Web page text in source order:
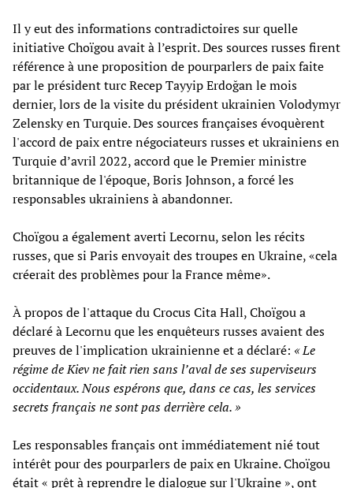
Il y eut des informations contradictoires sur quelle
initiative Choïgou avait à l’esprit. Des sources russes firent
référence à une proposition de pourparlers de paix faite
par le président turc Recep Tayyip Erdoğan le mois
dernier, lors de la visite du président ukrainien Volodymyr
Zelensky en Turquie. Des sources françaises évoquèrent
l'accord de paix entre négociateurs russes et ukrainiens en
Turquie d’avril 2022, accord que le Premier ministre
britannique de l'époque, Boris Johnson, a forcé les
responsables ukrainiens à abandonner.
Choïgou a également averti Lecornu, selon les récits
russes, que si Paris envoyait des troupes en Ukraine, «cela
créerait des problèmes pour la France même».
À propos de l'attaque du Crocus Cita Hall, Choïgou a
déclaré à Lecornu que les enquêteurs russes avaient des
preuves de l'implication ukrainienne et a déclaré: « Le
régime de Kiev ne fait rien sans l’aval de ses superviseurs
occidentaux. Nous espérons que, dans ce cas, les services
secrets français ne sont pas derrière cela. »
Les responsables français ont immédiatement nié tout
intérêt pour des pourparlers de paix en Ukraine. Choïgou
était « prêt à reprendre le dialogue sur l'Ukraine », ont